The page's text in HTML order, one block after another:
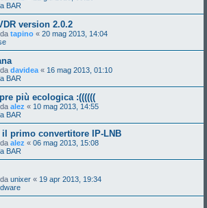
BAR
version 2.0.2
tapino « 20 mag 2013, 14:04
davidea « 16 mag 2013, 01:10
BAR
più ecologica :((((((
alez « 10 mag 2013, 14:55
BAR
il primo convertitore IP-LNB
alez « 06 mag 2013, 15:08
BAR
unixer « 19 apr 2013, 19:34